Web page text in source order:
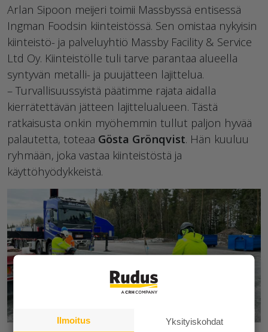
Arlan Sipoon meijeri toimii Massbyssä entisessä
Ingman Foodsin kiinteistössä. Sen omistaa nykyisin
kiinteistö- ja palveluyhtiö Massby Facility & Service
Ltd Oy. Kiinteistölle tuli tarve parantaa alueella
syntyvän metalli- ja puujätteen lajittelua.
– Turvallisuussyistä päätimme rajata aidalla
kierrätettävän jätteen lajittelualueen. Tästä
ratkaisusta onkin myöhemmin tullut paljon hyvää
palautetta, toteaa Gösta Grönqvist. Hän kuuluu
ryhmään, joka vastaa kiinteistöstä ja
käyttöhyödykkeistä.
Ilmoitus Yksityiskohdat